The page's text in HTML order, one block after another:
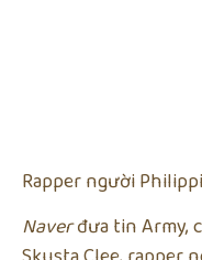
Rapper người
Naverđưa tin Army,